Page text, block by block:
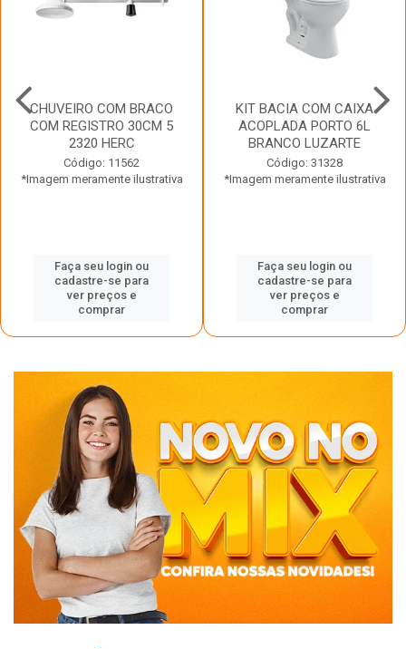
CHUVEIRO COM BRACO
COM REGISTRO 30CM 5
2320 HERC
Código: 11562
*Imagem meramente ilustrativa
Faça seu login ou
cadastre-se para
ver preços e
comprar
KIT BACIA COM CAIXA
ACOPLADA PORTO 6L
BRANCO LUZARTE
Código: 31328
*Imagem meramente ilustrativa
Faça seu login ou
cadastre-se para
ver preços e
comprar